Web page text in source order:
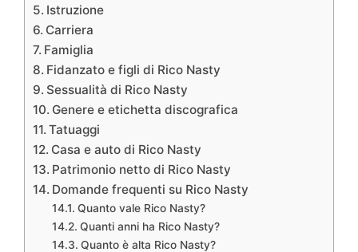
Istruzione
Carriera
Famiglia
Fidanzato e figli di Rico Nasty
Sessualità di Rico Nasty
Genere e etichetta discografica
Tatuaggi
Casa e auto di Rico Nasty
Patrimonio netto di Rico Nasty
Domande frequenti su Rico Nasty
Quanto vale Rico Nasty?
Quanti anni ha Rico Nasty?
Quanto è alta Rico Nasty?